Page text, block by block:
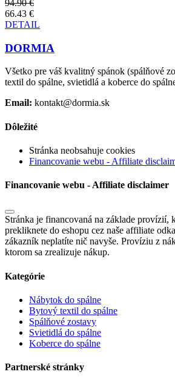
94.90 €
66.43 €
DETAIL
DORMIA
Všetko pre váš kvalitný spánok (spálňové
textil do spálne, svietidlá a koberce do
Email: kontakt@dormia.sk
Dôležité
Stránka neobsahuje cookies
Financovanie webu - Affiliate
Financovanie webu - Affiliate disclaimer
Stránka je financovaná na základe provízií,
prekliknete do eshopu cez naše affiliate
zákazník neplatíte nič navyše. Províziu z
ktorom sa zrealizuje nákup.
Kategórie
Nábytok do spálne
Bytový textil do spálne
Spálňové zostavy
Svietidlá do spálne
Koberce do spálne
Partnerské stránky